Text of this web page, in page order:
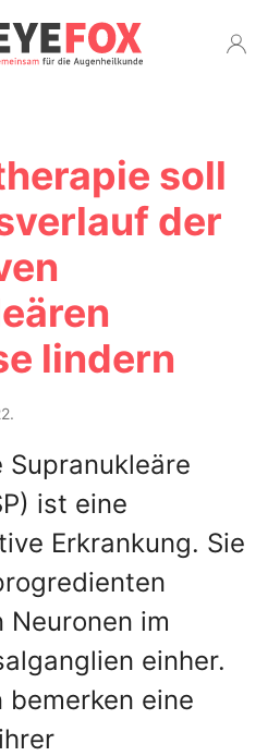
soll
der
lindern
Supranukleäre
ist eine
Erkrankung. Sie
Neuronen im
einher.
bemerken eine